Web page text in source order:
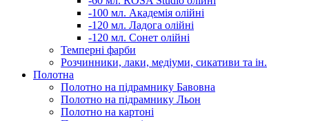
-100 мл. Академія олійні
-120 мл. Ладога олійні
-120 мл. Сонет олійні
Темперні фарби
Розчинники, лаки, медіуми, сикативи та ін.
Полотна
Полотно на підрамнику Бавовна
Полотно на підрамнику Льон
Полотно на картоні